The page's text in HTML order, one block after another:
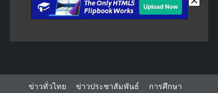
ข่าวทั่วไทย ข่าวประชาสัมพันธ์ การศึกษา